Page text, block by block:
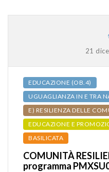
21
EDUCAZIONE (OB.4)
UGUAGLIANZA IN E TRA
E) RESILIENZA DELLE
EDUCAZIONE E
BASILICATA
COMUNITÀ
programma